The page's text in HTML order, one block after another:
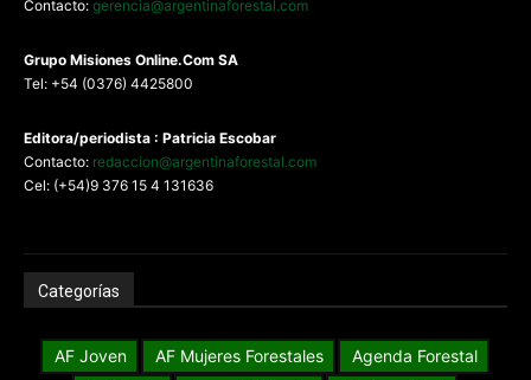
Contacto: gerencia@argentinaforestal.com
Grupo Misiones Online.Com SA
Tel: +54 (0376) 4425800
Editora/periodista : Patricia Escobar
Contacto: redaccion@argentinaforestal.com
Cel: (+54)9 376 15 4 131636
Categorías
AF Joven AF Mujeres Forestales
Agenda Forestal